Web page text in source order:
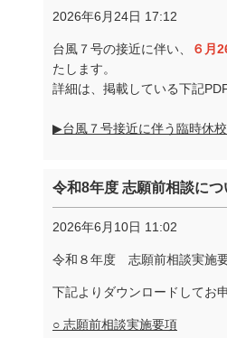
2026年6月24日 17:12
台風７号の接近に伴い、 ６月
たします。
詳細は、掲載している下記
▶台風７号接近に伴う臨時休校
令和8年度 志願前相談につ
2026年6月10日 11:02
令和８年度 志願前相談実施
下記よりダウンロードしてお
○ 志願前相談実施要項